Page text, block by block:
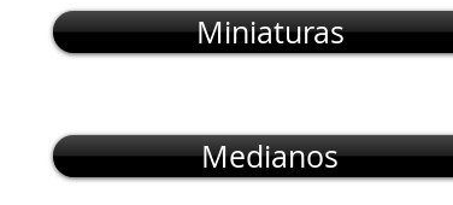
Miniaturas
Medianos